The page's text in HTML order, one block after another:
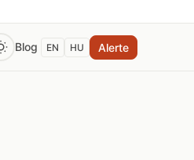
Blog EN HU Alerte